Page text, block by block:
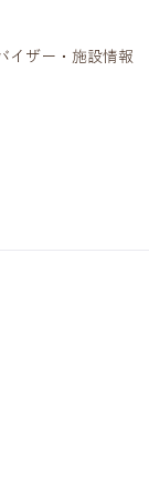
イザー・施設情報